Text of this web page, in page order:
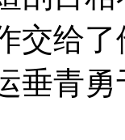
交给
垂青